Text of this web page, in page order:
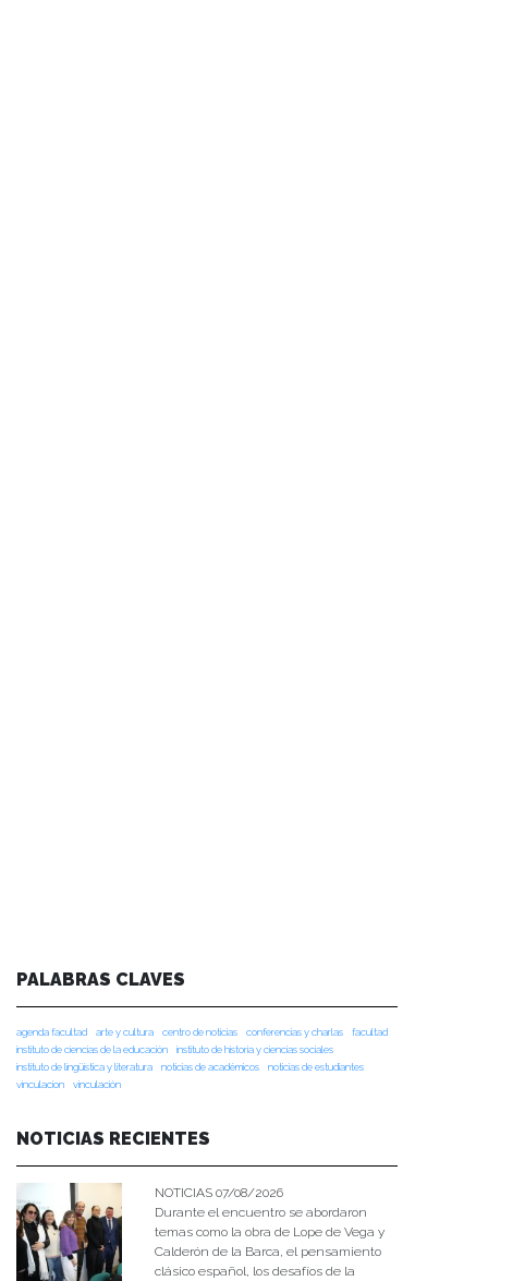
PALABRAS CLAVES
agenda facultad arte y cultura centro de noticias conferencias y charlas
facultad
instituto de ciencias de la educación
instituto de historia y ciencias sociales
instituto de lingüística y literatura
noticias de académicos
noticias de estudiantes
vinculacion
vinculación
NOTICIAS RECIENTES
NOTICIAS 07/08/2026
Durante el encuentro se abordaron
temas como la obra de Lope de Vega y
Calderón de la Barca, el pensamiento
clásico español, los desafíos de la